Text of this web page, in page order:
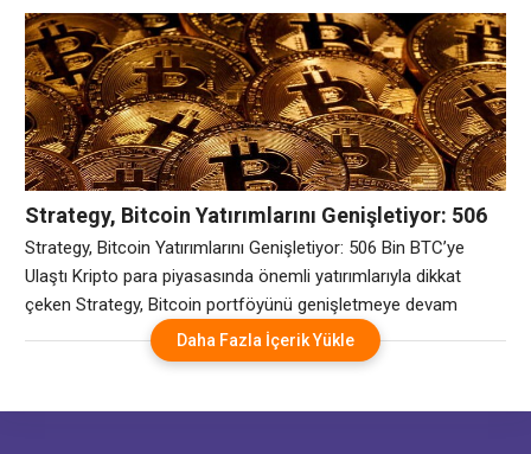
iShares Bitcoin ETP, 25 Mart’ta Xetra, Euronext Amsterdam ve
Euronext Paris’te işlem görmeye başladı. Lansman, ABD
pazarına 50,7 milyar dolarlık yönetim altındaki varlıkla hakim
olan
Strategy, Bitcoin Yatırımlarını Genişletiyor: 506
Bin BTC’ye Ulaştı
Strategy, Bitcoin Yatırımlarını Genişletiyor: 506 Bin BTC’ye
Ulaştı Kripto para piyasasında önemli yatırımlarıyla dikkat
çeken Strategy, Bitcoin portföyünü genişletmeye devam
ediyor. Şirketin en son yaptığı açıklamaya göre, toplam Bitcoin
varlıkları 506 bin BTC seviyesine ulaştı. Bu gelişme,
piyasada daha fazla söz sahibi olmaya hazırlandığının bir
Daha Fazla İçerik Yükle